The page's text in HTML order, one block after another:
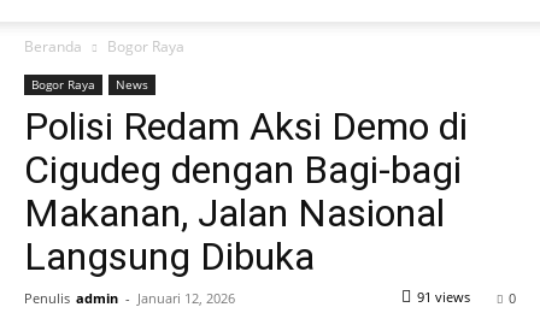
Beranda Bogor Raya
Bogor Raya News
Polisi Redam Aksi Demo di
Cigudeg dengan Bagi-bagi
Makanan, Jalan Nasional
Langsung Dibuka
Penulis admin - Januari 12, 2026 0
91 views